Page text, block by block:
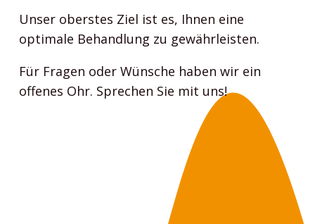
Unser oberstes Ziel ist es, Ihnen eine
optimale Behandlung zu gewährleisten.
Für Fragen oder Wünsche haben wir ein
offenes Ohr. Sprechen Sie mit uns!